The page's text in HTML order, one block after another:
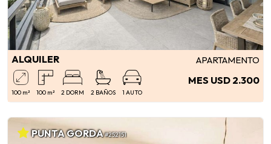
ALQUILER APARTAMENTO
100 m² 100 m² 2 DORM 2 BAÑOS 1 AUTO
MES USD 2.300
PUNTA GORDA#252151